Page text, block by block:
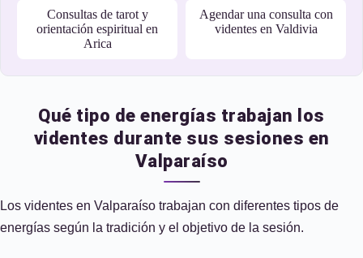
Consultas de tarot y
orientación espiritual en
Arica
Agendar una consulta con
videntes en Valdivia
Qué tipo de energías trabajan los
videntes durante sus sesiones en
Valparaíso
Los videntes en Valparaíso trabajan con diferentes tipos de
energías según la tradición y el objetivo de la sesión.